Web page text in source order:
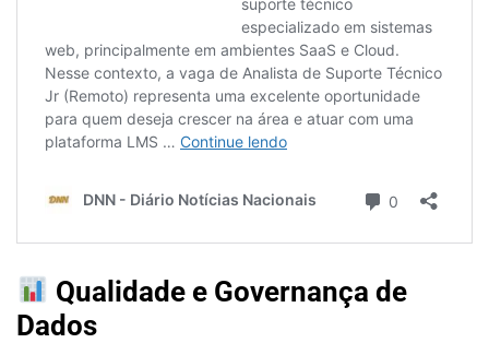
Qualidade e Governança de
Dados